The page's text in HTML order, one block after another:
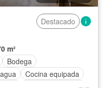
Destacado
m²
Bodega
Cocina equipada